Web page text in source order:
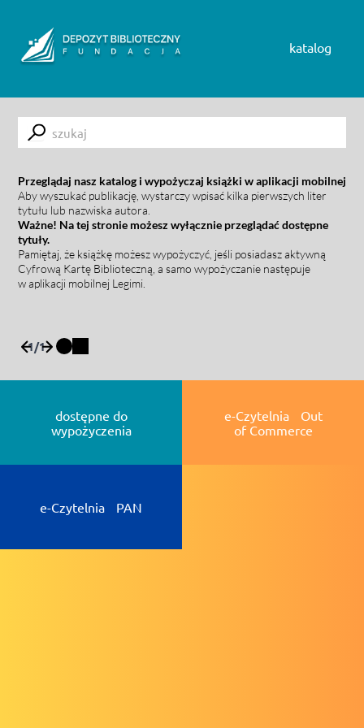
katalog
Submit
Przeglądaj nasz katalog i wypożyczaj książki w aplikacji mobilnej
Aby wyszukać publikację, wystarczy wpisać kilka pierwszych liter
tytułu lub nazwiska autora.
Ważne! Na tej stronie możesz wyłącznie przeglądać dostępne
tytuły.
Pamiętaj, że książkę możesz wypożyczyć, jeśli posiadasz aktywną
Cyfrową Kartę Biblioteczną, a samo wypożyczanie następuje
w aplikacji mobilnej Legimi.
1/1
dostępne do
wypożyczenia
e-Czytelnia Out
of Commerce
e-Czytelnia PAN